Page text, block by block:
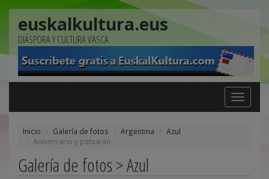
euskalkultura.eus
DIÁSPORA Y CULTURA VASCA
Toggle
navigation
Inicio Galería de fotos Argentina
Azul
Aniversario y patxaran
Galería de fotos > Azul